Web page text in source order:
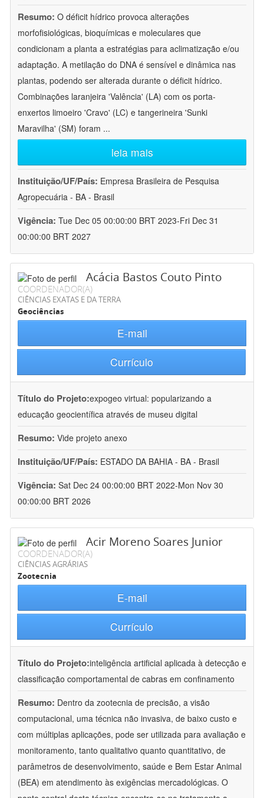
Resumo: O déficit hídrico provoca alterações
morfofisiológicas, bioquímicas e moleculares que
condicionam a planta a estratégias para aclimatização e/ou
adaptação. A metilação do DNA é sensível e dinâmica nas
plantas, podendo ser alterada durante o déficit hídrico.
Combinações laranjeira 'Valência' (LA) com os porta-
enxertos limoeiro 'Cravo' (LC) e tangerineira 'Sunki
Maravilha' (SM) foram ...
leia mais
Instituição/UF/País: Empresa Brasileira de Pesquisa
Agropecuária - BA - Brasil
Vigência: Tue Dec 05 00:00:00 BRT 2023-Fri Dec 31
00:00:00 BRT 2027
Acácia Bastos Couto Pinto
COORDENADOR(A)
CIÊNCIAS EXATAS E DA TERRA
Geociências
E-mail
Currículo
Título do Projeto:expogeo virtual: popularizando a
educação geocientífica através de museu digital
Resumo: Vide projeto anexo
Instituição/UF/País: ESTADO DA BAHIA - BA - Brasil
Vigência: Sat Dec 24 00:00:00 BRT 2022-Mon Nov 30
00:00:00 BRT 2026
Acir Moreno Soares Junior
COORDENADOR(A)
CIÊNCIAS AGRÁRIAS
Zootecnia
E-mail
Currículo
Título do Projeto:inteligência artificial aplicada à detecção e
classificação comportamental de cabras em confinamento
Resumo: Dentro da zootecnia de precisão, a visão
computacional, uma técnica não invasiva, de baixo custo e
com múltiplas aplicações, pode ser utilizada para avaliação e
monitoramento, tanto qualitativo quanto quantitativo, de
parâmetros de desenvolvimento, saúde e Bem Estar Animal
(BEA) em atendimento às exigências mercadológicas. O